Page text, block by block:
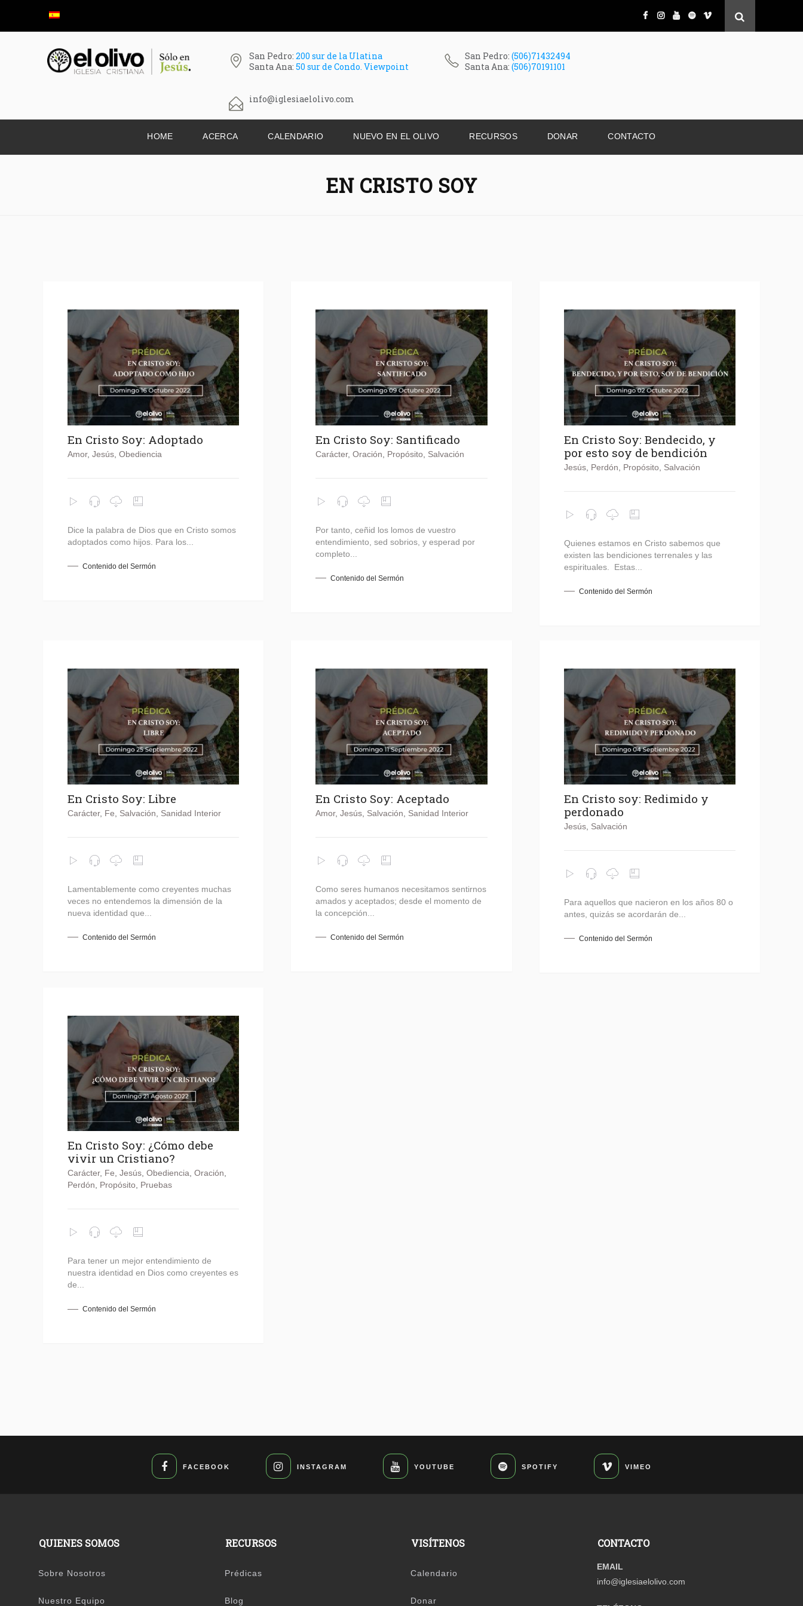
San Pedro: 200 sur de la Ulatina
Santa Ana: 50 sur de Condo. Viewpoint
San Pedro: (506)71432494
Santa Ana: (506)70191101
info@iglesiaelolivo.com
HOME ACERCA CALENDARIO NUEVO EN EL OLIVO RECURSOS DONAR CONTACTO
EN CRISTO SOY
En Cristo Soy: Adoptado
Amor, Jesús Obediencia
Dice la palabra de Dios que en Cristo somos
adoptados como hijos. Para los...
Contenido del Sermón
En Cristo Soy: Santificado
Carácter,Oración Propósito Salvación
Por tanto, ceñid los lomos de vuestro
entendimiento, sed sobrios, y esperad por
completo...
Contenido del Sermón
En Cristo Soy: Bendecido, y
por esto soy de bendición
Jesús, Perdón Propósito, Salvación
Quienes estamos en Cristo sabemos que
existen las bendiciones terrenales y las
espirituales. Estas...
Contenido del Sermón
En Cristo Soy: Libre
Carácter, Fe Salvación Sanidad Interior
Lamentablemente como creyentes muchas
veces no entendemos la dimensión de la
nueva identidad que...
Contenido del Sermón
En Cristo Soy: Aceptado
Amor,Jesús Salvación Sanidad Interior
Como seres humanos necesitamos sentirnos
amados y aceptados; desde el momento de
la concepción...
Contenido del Sermón
En Cristo soy: Redimido y
perdonado
Jesús, Salvación
Para aquellos que nacieron en los años 80 o
antes, quizás se acordarán de...
Contenido del Sermón
En Cristo Soy: ¿Cómo debe
vivir un Cristiano?
Carácter, Fe, Jesús, Obediencia, Oración,
Perdón, Propósito, Pruebas
Para tener un mejor entendimiento de
nuestra identidad en Dios como creyentes es
de...
Contenido del Sermón
FACEBOOK INSTAGRAM YOUTUBE SPOTIFY VIMEO
QUIENES SOMOS
Sobre Nosotros
Nuestro Equipo
RECURSOS
Prédicas
Blog
VISÍTENOS
Calendario
Donar
CONTACTO
EMAIL
info@iglesiaelolivo.com